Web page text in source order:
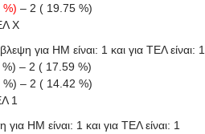
%) – 2 ( 19.75 %)
X
για HΜ είναι: 1 και για ΤΕΛ είναι: 1
– 2 ( 17.59 %)
– 2 ( 14.42 %)
1
HΜ είναι: 1 και για ΤΕΛ είναι: 1